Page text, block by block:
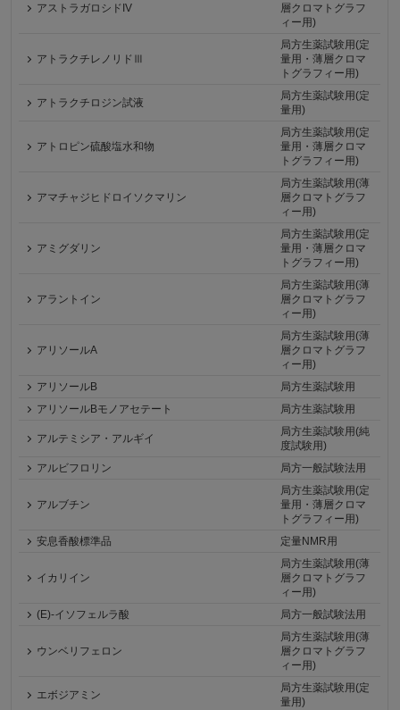
アストラガロシドIV
層クロマトグラフ
ィー用)
アトラクチレノリドⅢ
局方生薬試験用(定
量用・薄層クロマ
トグラフィー用)
アトラクチロジン試液
局方生薬試験用(定
量用)
アトロピン硫酸塩水和物
局方生薬試験用(定
量用・薄層クロマ
トグラフィー用)
アマチャジヒドロイソクマリン
局方生薬試験用(薄
層クロマトグラフ
ィー用)
アミグダリン
局方生薬試験用(定
量用・薄層クロマ
トグラフィー用)
アラントイン
局方生薬試験用(薄
層クロマトグラフ
ィー用)
アリソールA
局方生薬試験用(薄
層クロマトグラフ
ィー用)
アリソールB
局方生薬試験用
アリソールBモノアセテート
局方生薬試験用
アルテミシア・アルギイ
局方生薬試験用(純
度試験用)
アルビフロリン
局方一般試験法用
アルブチン
局方生薬試験用(定
量用・薄層クロマ
トグラフィー用)
安息香酸標準品
定量NMR用
イカリイン
局方生薬試験用(薄
層クロマトグラフ
ィー用)
(E)-イソフェルラ酸
局方一般試験法用
ウンベリフェロン
局方生薬試験用(薄
層クロマトグラフ
ィー用)
エボジアミン
局方生薬試験用(定
量用)